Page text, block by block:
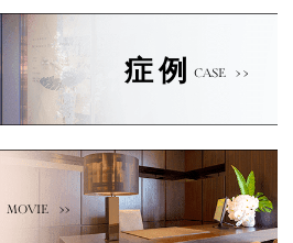
症例 CASE
MOVIE